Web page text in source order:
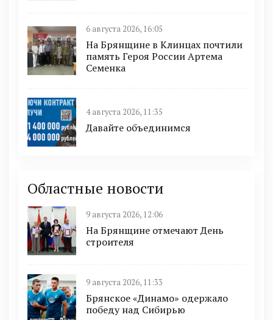
6 августа 2026, 16:05
На Брянщине в Клинцах почтили
память Героя России Артема
Семенка
4 августа 2026, 11:35
Давайте объединимся
Областные новости
9 августа 2026, 12:06
На Брянщине отмечают День
строителя
9 августа 2026, 11:33
Брянское «Динамо» одержало
победу над Сибирью